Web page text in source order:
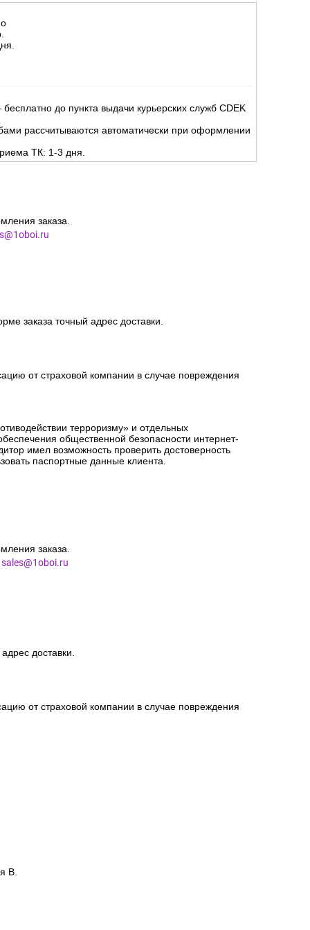
до пункта выдачи курьерских служб CDEK
рассчитываются автоматически при оформлении
ТК: 1-3 дня.
заказа.
заказа точный адрес доставки.
от страховой компании в случае повреждения
терроризму» и отдельных
общественной безопасности интернет-
имел возможность проверить достоверность
паспортные данные клиента.
заказа.
sales@1oboi.ru
доставки.
от страховой компании в случае повреждения
В.